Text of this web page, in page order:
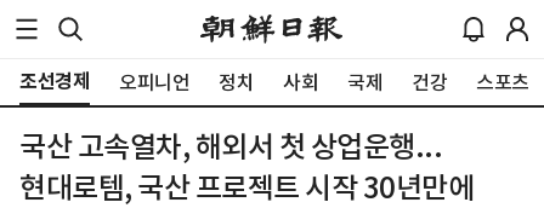
조선경제 오피니언 정치 사회 국제 건강 스포츠
국산 고속열차, 해외서 첫 상업운행...
현대로템, 국산 프로젝트 시작 30년만에